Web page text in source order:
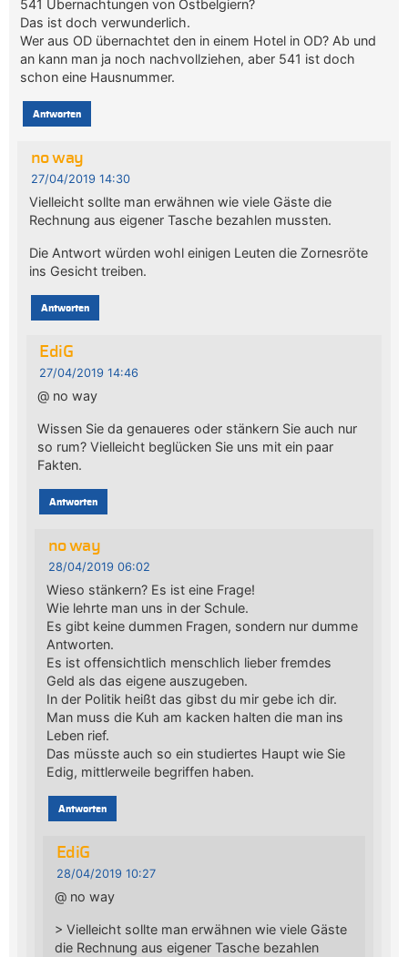
541 Übernachtungen von Ostbelgiern?
Das ist doch verwunderlich.
Wer aus OD übernachtet den in einem Hotel in OD? Ab und
an kann man ja noch nachvollziehen, aber 541 ist doch
schon eine Hausnummer.
Antworten
no way
27/04/2019 14:30
Vielleicht sollte man erwähnen wie viele Gäste die
Rechnung aus eigener Tasche bezahlen mussten.
Die Antwort würden wohl einigen Leuten die Zornesröte
ins Gesicht treiben.
Antworten
EdiG
27/04/2019 14:46
@ no way
Wissen Sie da genaueres oder stänkern Sie auch nur
so rum? Vielleicht beglücken Sie uns mit ein paar
Fakten.
Antworten
no way
28/04/2019 06:02
Wieso stänkern? Es ist eine Frage!
Wie lehrte man uns in der Schule.
Es gibt keine dummen Fragen, sondern nur dumme
Antworten.
Es ist offensichtlich menschlich lieber fremdes
Geld als das eigene auszugeben.
In der Politik heißt das gibst du mir gebe ich dir.
Man muss die Kuh am kacken halten die man ins
Leben rief.
Das müsste auch so ein studiertes Haupt wie Sie
Edig, mittlerweile begriffen haben.
Antworten
EdiG
28/04/2019 10:27
@ no way
> Vielleicht sollte man erwähnen wie viele Gäste
die Rechnung aus eigener Tasche bezahlen